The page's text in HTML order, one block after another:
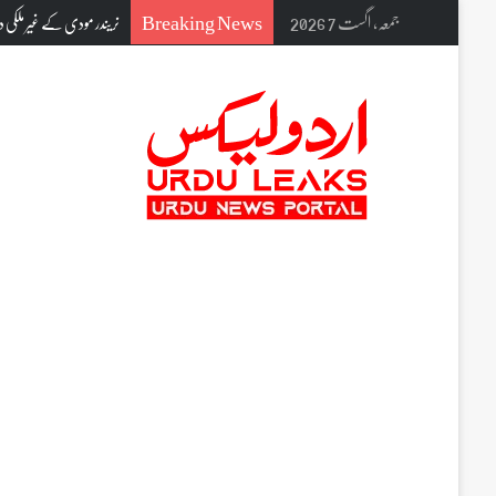
جمعہ, اگست 7 2026 Breaking News نریندر مودی کے غیر